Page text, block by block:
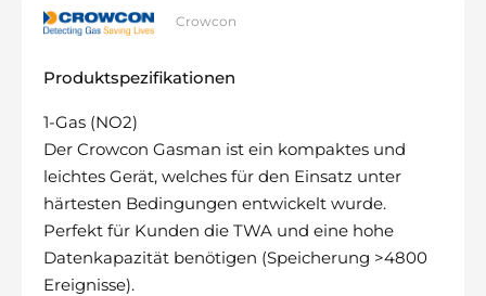
Crowcon
Produktspezifikationen
1-Gas (NO2)
Der Crowcon Gasman ist ein kompaktes und
leichtes Gerät, welches für den Einsatz unter
härtesten Bedingungen entwickelt wurde.
Perfekt für Kunden die TWA und eine hohe
Datenkapazität benötigen (Speicherung >4800
Ereignisse).